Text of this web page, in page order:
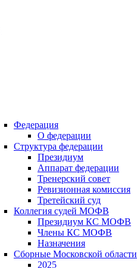
Федерация
О федерации
Структура федерации
Президиум
Аппарат федерации
Тренерский совет
Ревизионная комиссия
Третейский суд
Коллегия судей МОФВ
Президиум КС МОФВ
Члены КС МОФВ
Назначения
Сборные Московской области
2025